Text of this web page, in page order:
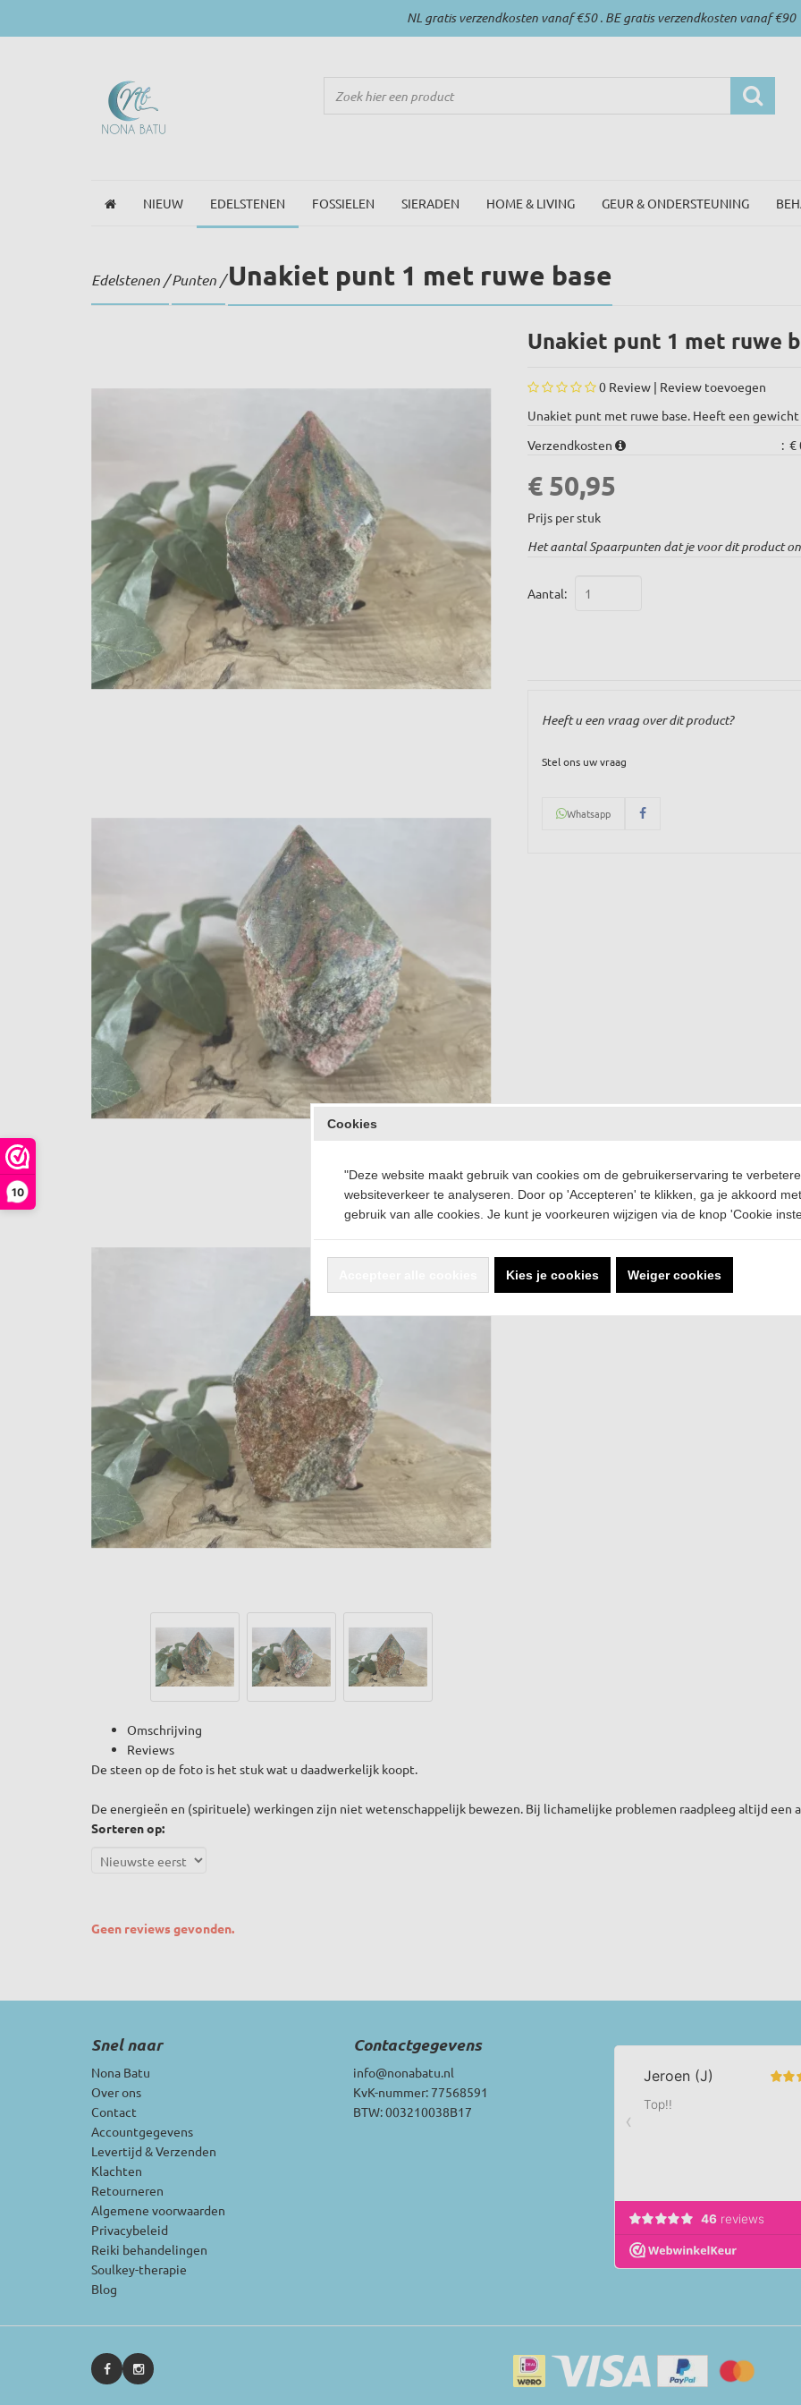
10
NL gratis verzendkosten vanaf €50 . BE gratis verzendkosten vanaf €90
NIEUW EDELSTENEN FOSSIELEN SIERADEN HOME & LIVING GEUR & ONDERSTEUNING
Edelstenen /Punten / Unakiet punt 1 met ruwe base
Unakiet punt 1 met ruwe
0Review | Review toevoegen
Unakiet punt met ruwe base. Heeft een
Verzendkosten
: €
€ 50,95
Prijs per stuk
Het aantal Spaarpunten dat je voor dit product
Aantal:
Heeft u een vraag over dit product?
Stel ons uw vraag
Whatsapp
Omschrijving
Reviews
De steen op de foto is het stuk wat u daadwerkelijk koopt.
De energieën en (spirituele) werkingen zijn niet wetenschappelijk bewezen. Bij lichamelijke problemen raadpleeg altijd een
Sorteren op:
Geen reviews gevonden.
Snel naar
Nona Batu
Over ons
Contact
Accountgegevens
Levertijd & Verzenden
Klachten
Retourneren
Algemene voorwaarden
Privacybeleid
Reiki behandelingen
Soulkey-therapie
Blog
Contactgegevens
info@nonabatu.nl
KvK-nummer: 77568591
BTW: 003210038B17
Cookies
"Deze website maakt gebruik van cookies om de gebruikerservaring te
websiteverkeer te analyseren. Door op 'Accepteren' te klikken, ga je akkoord
gebruik van alle cookies. Je kunt je voorkeuren wijzigen via de knop 'Cookie
Kies je cookies Weiger cookies